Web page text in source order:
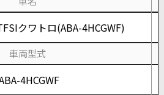
クワトロ(ABA-4HCGWF)
車両型式
4HCGWF